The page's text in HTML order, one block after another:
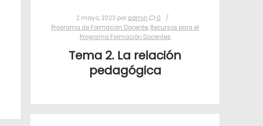
2 mayo, 2023 por admin
0
Programa de Formación Docente, Recursos para el
Programa Formación Docentes
Tema 2. La relación
pedagógica